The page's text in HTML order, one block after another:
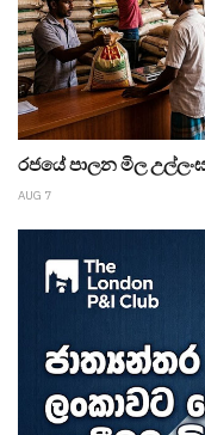
රජයේ පාලන මිල
AUG 7